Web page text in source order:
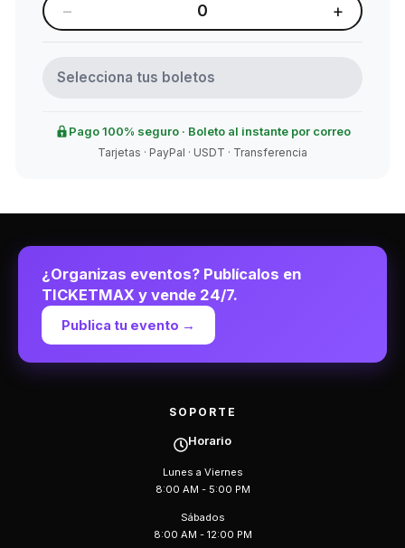
− 0 +
Selecciona tus boletos
Pago 100% seguro · Boleto al instante por correo
Tarjetas · PayPal · USDT · Transferencia
¿Organizas eventos? Publícalos en
TICKETMAX y vende 24/7.
Publica tu evento →
SOPORTE
Horario
Lunes a Viernes
8:00 AM - 5:00 PM
Sábados
8:00 AM - 12:00 PM